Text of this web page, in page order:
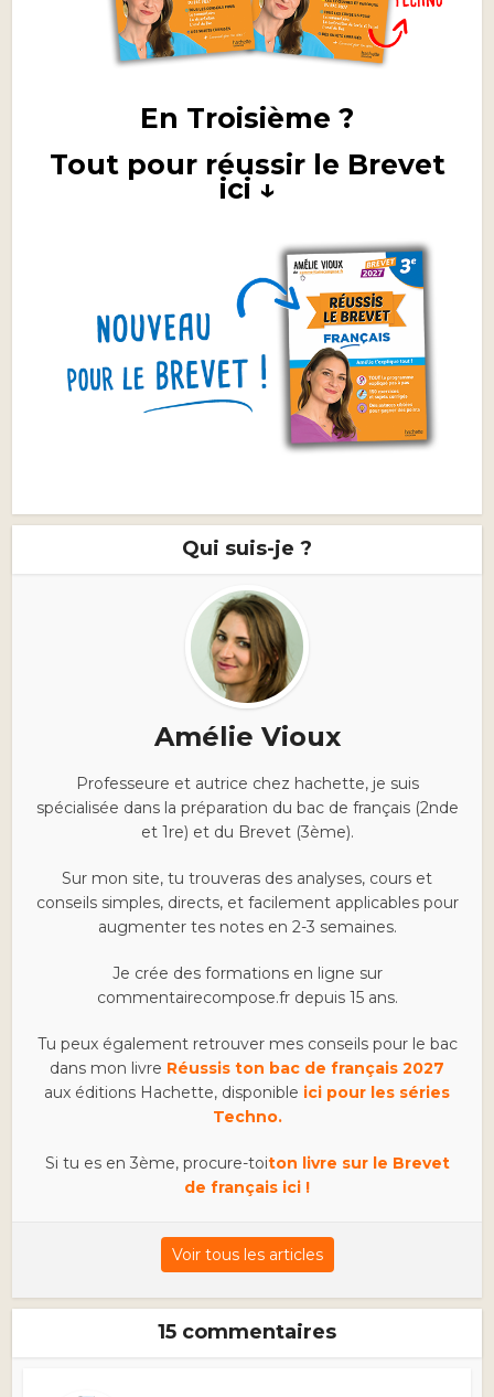
En Troisième ?
Tout pour réussir le Brevet
ici ↓
Qui suis-je ?
Amélie Vioux
Professeure et autrice chez hachette, je suis
spécialisée dans la préparation du bac de français (2nde
et 1re) et du Brevet (3ème).
Sur mon site, tu trouveras des analyses, cours et
conseils simples, directs, et facilement applicables pour
augmenter tes notes en 2-3 semaines.
Je crée des formations en ligne sur
commentairecompose.fr depuis 15 ans.
Tu peux également retrouver mes conseils pour le bac
dans mon livre Réussis ton bac de français 2027
aux éditions Hachette, disponible ici pour les séries
Techno.
Si tu es en 3ème, procure-toiton livre sur le Brevet
de français ici !
Voir tous les articles
15 commentaires